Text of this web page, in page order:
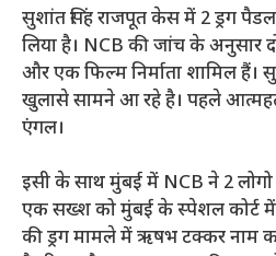
सुशांत सिंह राजपूत केस में 2 ड्रग
लिया है। NCB की जांच के अनुसार
और एक फिल्म निर्माता शामिल हैं।
खुलासे सामने आ रहे है। पहले
एंगल।
इसी के साथ मुंबई में NCB ने 2
एक सख्श को मुंबई के स्पेशल कोर्ट में
की ड्रग मामले में ऋषभ टक्कर नाम